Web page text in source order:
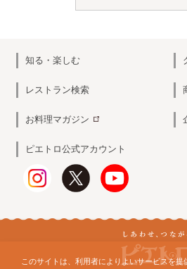
知る・楽しむ
レストラン検索
お料理マガジン
ピエトロ公式アカウント
このサイトは、利用者によりよいサービスを提